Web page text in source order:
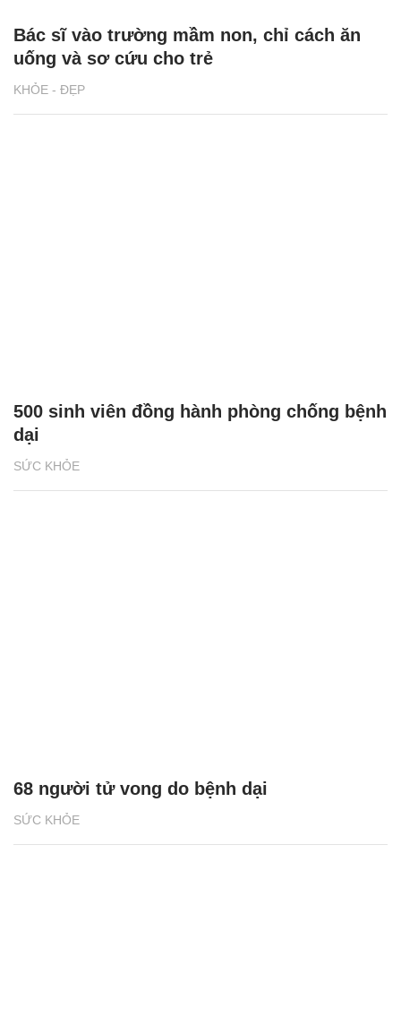
KHỎE - ĐẸP
Bác sĩ vào trường mầm non, chỉ cách ăn
uống và sơ cứu cho trẻ
SỨC KHỎE
500 sinh viên đồng hành phòng chống bệnh
dại
SỨC KHỎE
68 người tử vong do bệnh dại